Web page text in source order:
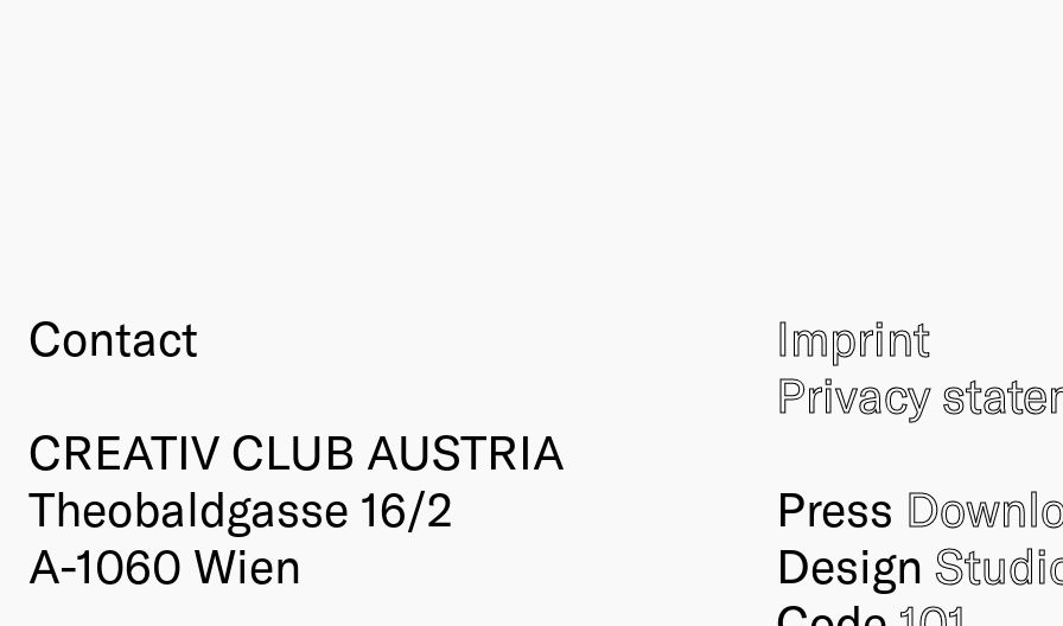
Contact
CREATIV CLUB AUSTRIA
Theobaldgasse 16/2
A-1060 Wien
Imprint
Privacy
Press
Design